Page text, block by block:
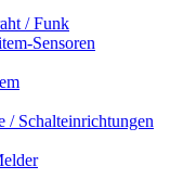
/ Funk
Sensoren
/ Schalteinrichtungen